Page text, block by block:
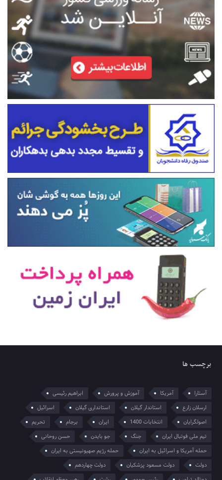
برچسب ها
آستارا آمریکا آموزش و پرورش
ابراهیم رئیسی
ارسلان زارع
استاندار گیلان استانداری گیلان
اسرائیل
اصولگرایان
انتخابات 1400 ایران برجام
تحریم
تیم ملی فوتبال ایران
جنگ جو بایدن
حسن روحانی
حمله آمریکا و اسرائیل به ایران
حمله رژیم صهیونیستی به ایران
دولت
دولت مسعود پزشکیان
دولت چهاردهم